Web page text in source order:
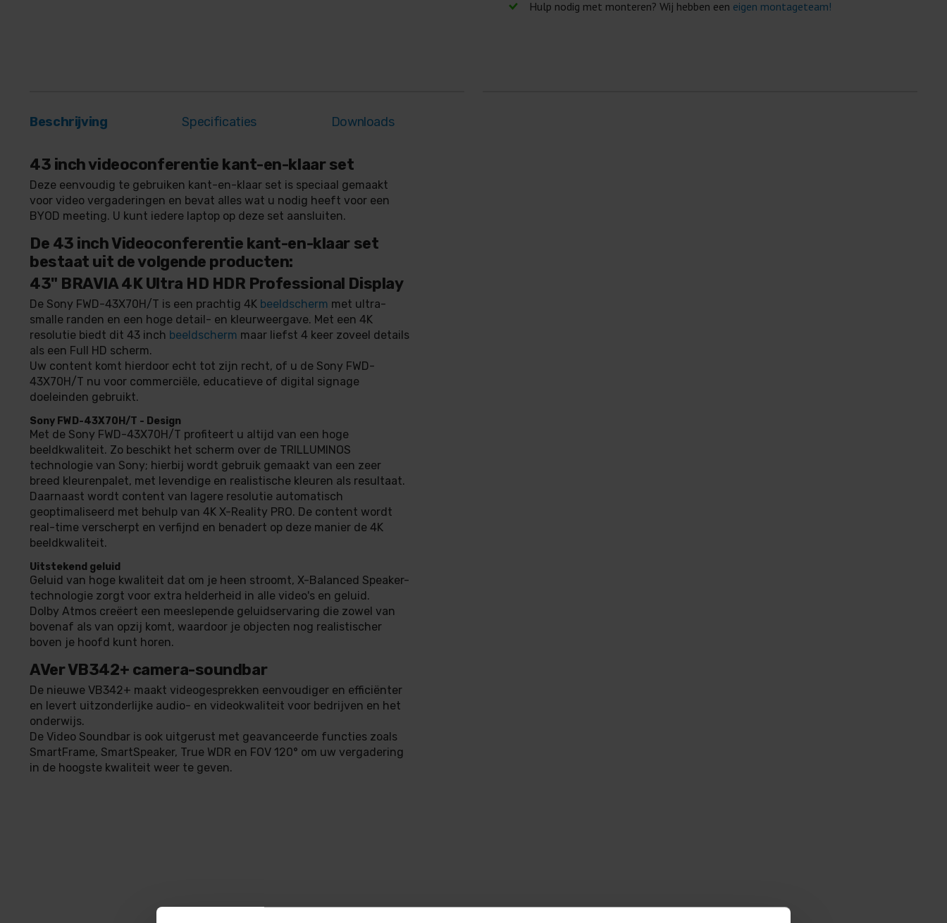
Hulp nodig met monteren? Wij hebben een eigen montageteam!
Beschrijving Specificaties Downloads
43 inch videoconferentie kant-en-klaar set
Deze eenvoudig te gebruiken kant-en-klaar set is speciaal gemaakt
voor video vergaderingen en bevat alles wat u nodig heeft voor een
BYOD meeting. U kunt iedere laptop op deze set aansluiten.
De 43 inch Videoconferentie kant-en-klaar set
bestaat uit de volgende producten:
43" BRAVIA 4K Ultra HD HDR Professional Display
De Sony FWD-43X70H/T is een prachtig 4K beeldscherm met ultra-
smalle randen en een hoge detail- en kleurweergave. Met een 4K
resolutie biedt dit 43 inch beeldscherm maar liefst 4 keer zoveel details
als een Full HD scherm.
Uw content komt hierdoor echt tot zijn recht, of u de Sony FWD-
43X70H/T nu voor commerciële, educatieve of digital signage
doeleinden gebruikt.
Sony FWD-43X70H/T - Design
Met de Sony FWD-43X70H/T profiteert u altijd van een hoge
beeldkwaliteit. Zo beschikt het scherm over de TRILLUMINOS
technologie van Sony; hierbij wordt gebruik gemaakt van een zeer
breed kleurenpalet, met levendige en realistische kleuren als resultaat.
Daarnaast wordt content van lagere resolutie automatisch
geoptimaliseerd met behulp van 4K X-Reality PRO. De content wordt
real-time verscherpt en verfijnd en benadert op deze manier de 4K
beeldkwaliteit.
Uitstekend geluid
Geluid van hoge kwaliteit dat om je heen stroomt, X-Balanced Speaker-
technologie zorgt voor extra helderheid in alle video's en geluid.
Dolby Atmos creëert een meeslepende geluidservaring die zowel van
bovenaf als van opzij komt, waardoor je objecten nog realistischer
boven je hoofd kunt horen.
AVer VB342+ camera-soundbar
De nieuwe VB342+ maakt videogesprekken eenvoudiger en efficiënter
en levert uitzonderlijke audio- en videokwaliteit voor bedrijven en het
onderwijs.
De Video Soundbar is ook uitgerust met geavanceerde functies zoals
SmartFrame, SmartSpeaker, True WDR en FOV 120° om uw vergadering
in de hoogste kwaliteit weer te geven.